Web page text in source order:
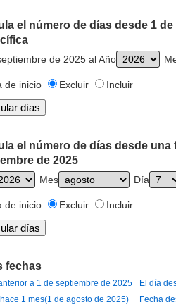
el número de días desde 1
de 2025 al Año
de inicio Excluir Incluir
el número de días desde una
de 2025
Mes Día
de inicio Excluir Incluir
fechas
a 1 de septiembre de 2025
El día
1 mes(1 de agosto de 2025)
Fecha